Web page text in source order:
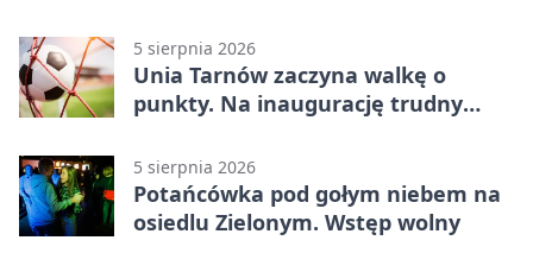
5 sierpnia 2026
Unia Tarnów zaczyna walkę o
punkty. Na inaugurację trudny
5 sierpnia 2026
Potańcówka pod gołym niebem na
osiedlu Zielonym. Wstęp wolny